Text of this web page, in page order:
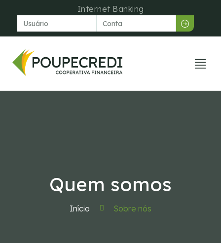
Internet Banking
Quem somos
Início Sobre nós